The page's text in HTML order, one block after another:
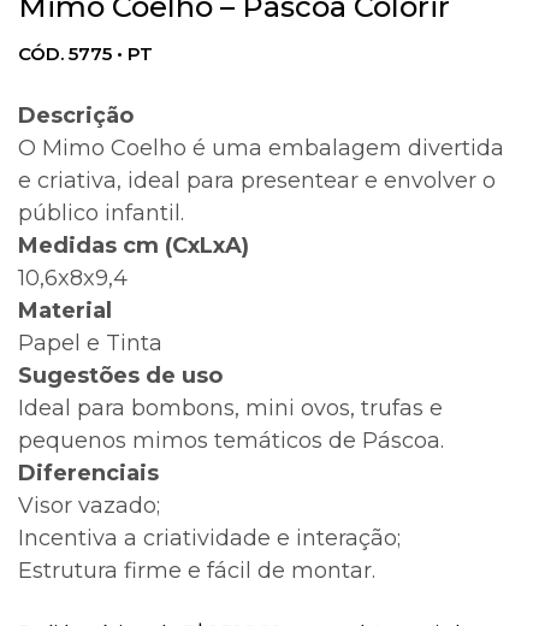
CÓD. 5775 • PT
Descrição
O Mimo Coelho é uma embalagem divertida
e criativa, ideal para presentear e envolver o
público infantil.
Medidas cm (CxLxA)
10,6x8x9,4
Material
Papel e Tinta
Sugestões de uso
Ideal para bombons, mini ovos, trufas e
pequenos mimos temáticos de Páscoa.
Diferenciais
Visor vazado;
Incentiva a criatividade e interação;
Estrutura firme e fácil de montar.